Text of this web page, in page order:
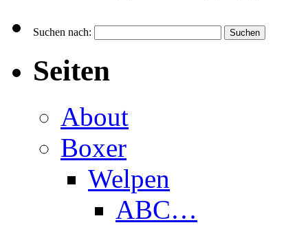
Suchen nach:
Seiten
About
Boxer
Welpen
ABC…